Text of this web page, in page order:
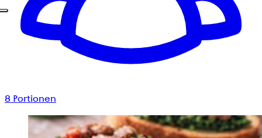
8 Portionen